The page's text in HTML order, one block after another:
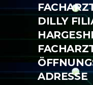
DILLY
ADRESSE